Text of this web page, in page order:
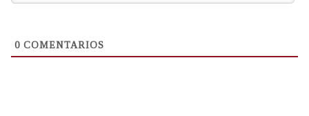
0 COMENTARIOS